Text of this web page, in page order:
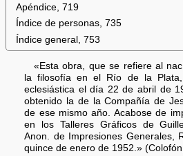
Apéndice, 719
Índice de personas, 735
Índice general, 753
«Esta obra, que se refiere al
la filosofía en el Río de la
eclesiástica el día 22 de abril de
obtenido la de la Compañía de
de ese mismo año. Acabose de
en los Talleres Gráficos de
Anon. de Impresiones Generales,
quince de enero de 1952.»